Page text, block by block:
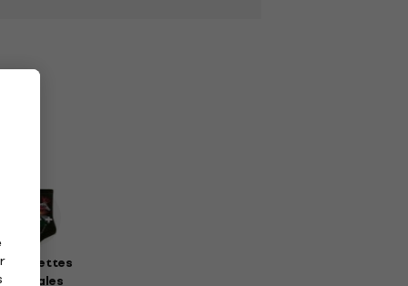
musicales